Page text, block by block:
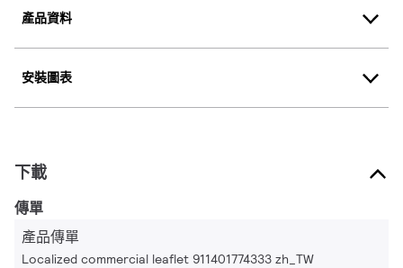
產品資料
安裝圖表
下載
傳單
產品傳單
Localized commercial leaflet 911401774333 zh_TW